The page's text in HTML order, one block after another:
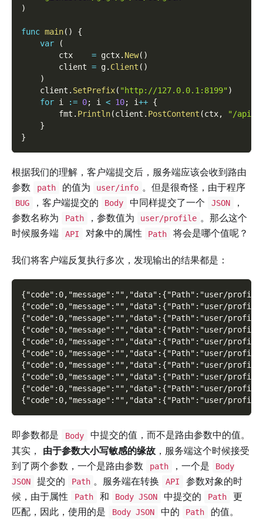
)
func main( )
{
var
(
        ctx
= gctx. New( )
        client
= g. Client ( )
)
    client
. SetPrefix( "http://127.0.0.1:8199")
for i := 0; i < 10; i++ {
        fmt
. Println(client . PostContent (ctx,
"/api/
}
}
根据我们的理解，客户端提交后，服务端应该会收到路由
参数
path 的值为 user/info 。但是很奇怪，由于程序
BUG ，客户端提交的 Body 中同样提交了一个 JSON
，
参数名称为
Path ，参数值为 user/profile 。那么这个
时候服务端
API 对象中的属性 Path 将会是哪个值呢？
我们将客户端反复执行多次，发现输出的结果都是：
{"code":0,"message":"","data":{"Path":"user/
{"code":0,"message":"","data":{"Path":"user/
{"code":0,"message":"","data":{"Path":"user/
{"code":0,"message":"","data":{"Path":"user/
{"code":0,"message":"","data":{"Path":"user/
{"code":0,"message":"","data":{"Path":"user/
{"code":0,"message":"","data":{"Path":"user/
{"code":0,"message":"","data":{"Path":"user/
{"code":0,"message":"","data":{"Path":"user/
{"code":0,"message":"","data":{"Path":"user/
即参数都是 Body
中提交的值，而不是路由参数中的值。
其实， 由于参数大小写敏感的缘故 ，服务端这个时候接受
到了两个参数，一个是路由参数
path ，一个是
Body
JSON
提交的 Path 。服务端在转换 API
参数对象的时
候，由于属性
Path 和 Body JSON 中提交的 Path
更
匹配，因此，使用的是
Body JSON 中的 Path 的值。